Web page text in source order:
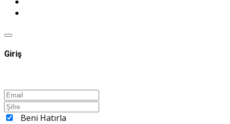
Giriş
Beni Hatırla